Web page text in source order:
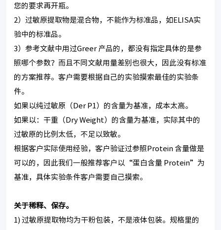
您的要求再开瓶。
2）过敏原提取物是混合物，不能作为标准品，如ELISA实
验中的标准品。
3）参考文献中用过Greer 产品的，都没有指定具体的是参
照哪个参数？而且不同文献用量差别也很大，因此没有标准
的方案推荐。客户需要根据自己的实验摸索最佳的实验条
件。
如果以纯过敏原（Der P1）的含量为基准，成本太高。
如果以：干重（Dry Weight）的含量为基准，实际其中的
过敏原的比例太低，不足以致敏。
根据客户实际使用经验，客户验证过参照Protein 含量做是
可以的，因此我们一般推荐客户以“蛋白含量 Protein”为
基准，具体实验条件客户需要自己摸索。
关于稀释、保存。
1) 过敏原提取物均为干粉包装，不是液体包装。规格里的